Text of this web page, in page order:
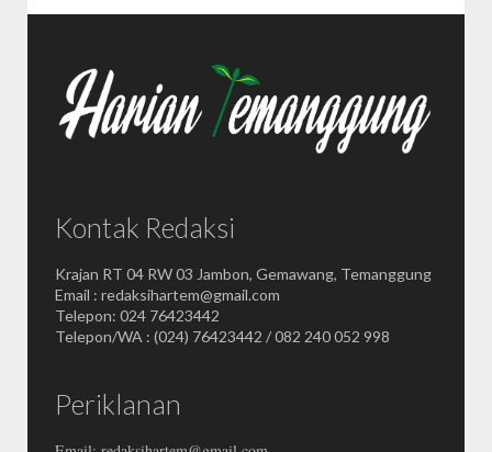
Kontak Redaksi
Krajan RT 04 RW 03 Jambon, Gemawang, Temanggung
Email : redaksihartem@gmail.com
Telepon: 024 76423442
Telepon/WA : (024) 76423442 / 082 240 052 998
Periklanan